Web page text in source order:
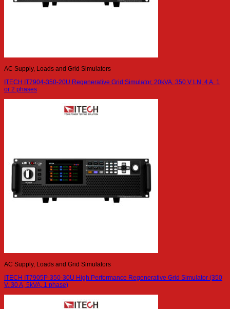
AC Supply, Loads and Grid Simulators
ITECH IT7904-350-20U Regenerative Grid Simulator, 20kVA, 350 V LN, 4 A, 1
or 2 phases
AC Supply, Loads and Grid Simulators
ITECH IT7905P-350-30U High Performance Regenerative Grid Simulator (350
V, 30 A, 5kVA, 1 phase)